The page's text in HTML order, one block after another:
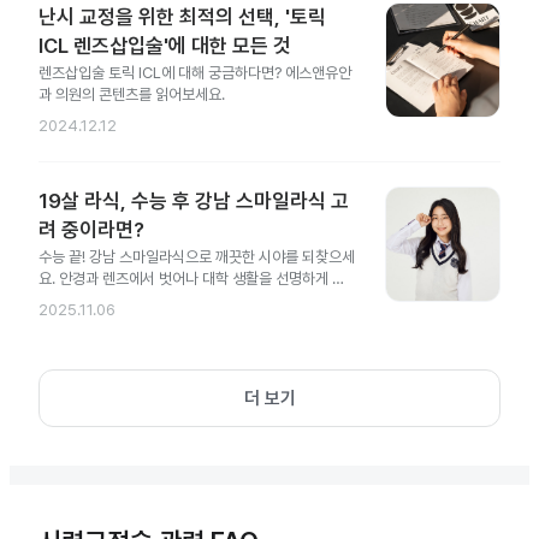
난시 교정을 위한 최적의 선택, '토릭
ICL 렌즈삽입술'에 대한 모든 것
렌즈삽입술 토릭 ICL에 대해 궁금하다면? 에스앤유안
과 의원의 콘텐츠를 읽어보세요.
2024.12.12
19살 라식, 수능 후 강남 스마일라식 고
려 중이라면?
수능 끝! 강남 스마일라식으로 깨끗한 시야를 되찾으세
요. 안경과 렌즈에서 벗어나 대학 생활을 선명하게 시
작해 보세요.
2025.11.06
더 보기